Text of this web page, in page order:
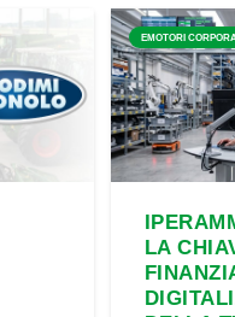
EMOTORI
LA